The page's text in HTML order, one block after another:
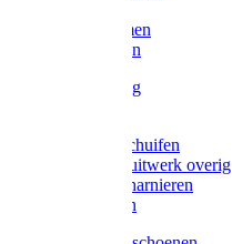
Lijmklemmen
Waterpassen
Bouwbeslag
Grendels/schuifen
Hang en sluitwerk overig
Hengen/scharnieren
Scharnieren